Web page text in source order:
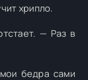
хрипло.
— Раз в
бедра сами